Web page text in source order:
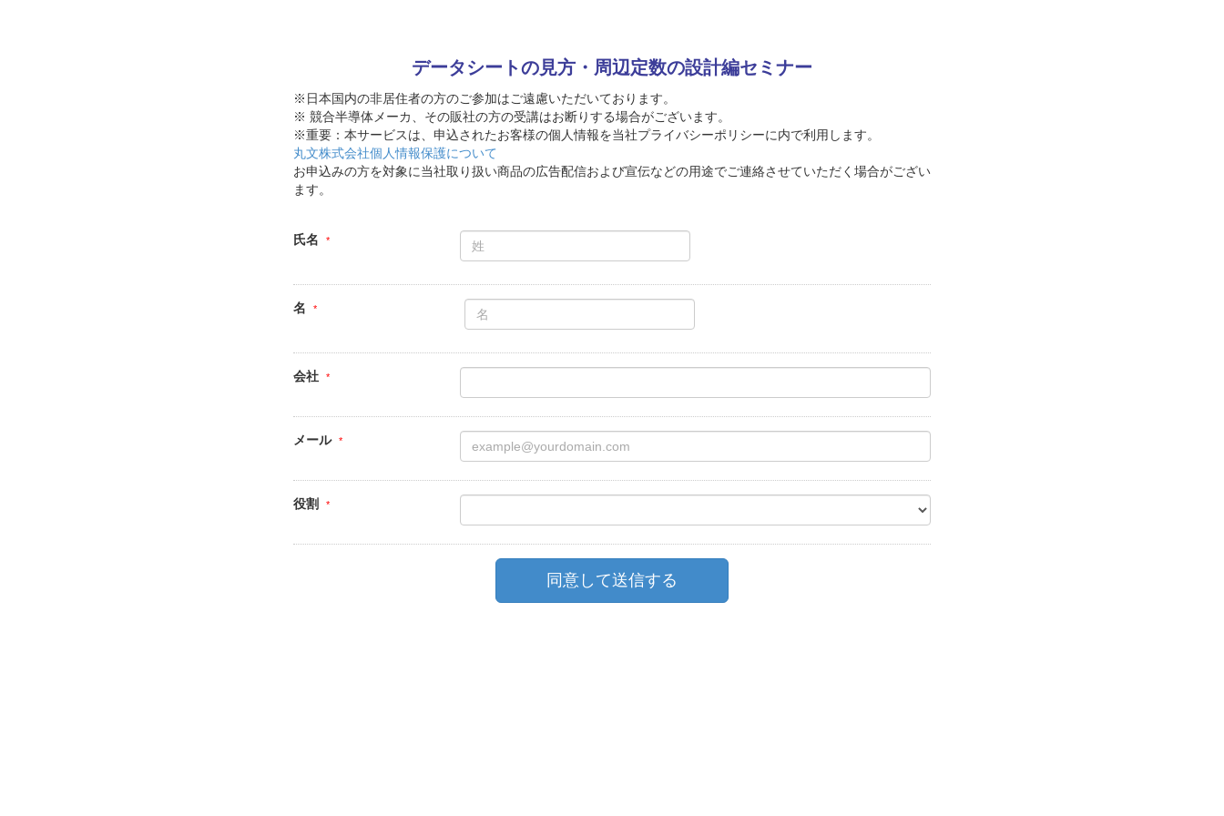
データシートの見方・周辺定数の設計編セミナー
※日本国内の非居住者の方のご参加はご遠慮いただいております。
※ 競合半導体メーカ、その販社の方の受講はお断りする場合がございます。
※重要：本サービスは、申込されたお客様の個人情報を当社プライバシーポリシーに内で利用します。
丸文株式会社個人情報保護について
お申込みの方を対象に当社取り扱い商品の広告配信および宣伝などの用途でご連絡させていただく場合がござい
ます。
氏名
名
会社
メール
役割